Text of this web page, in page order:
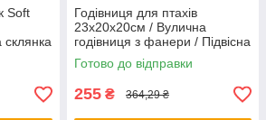
Soft
склянка
Годівниця для птахів
23х20х20см / Вулична
годівниця з фанери / Підвісна
годівниця для пташок
Готово до відправки
255 ₴ 364,29 ₴